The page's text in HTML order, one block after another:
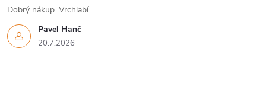
Pavel Hanč
20.7.2026
Dobrý nákup. Vrchlabí